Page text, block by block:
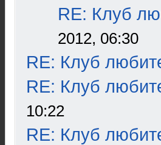
RE: Клуб
2012, 06:30
RE: Клуб
RE: Клуб
10:22
RE: Клуб